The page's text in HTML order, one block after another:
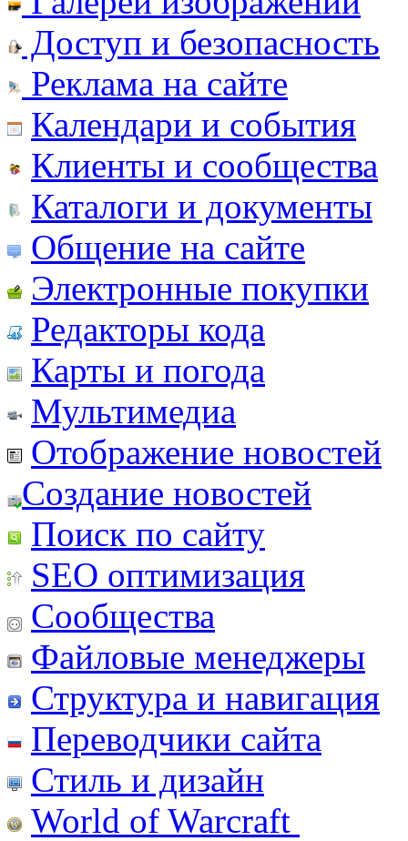
Доступ и безопасность
Реклама на сайте
Календари и события
Клиенты и сообщества
Каталоги и документы
Общение на сайте
Электронные покупки
Редакторы кода
Карты и погода
Мультимедиа
Отображение новостей
Создание новостей
Поиск по сайту
SEO оптимизация
Сообщества
Файловые менеджеры
Структура и навигация
Переводчики сайта
Стиль и дизайн
World of Warcraft